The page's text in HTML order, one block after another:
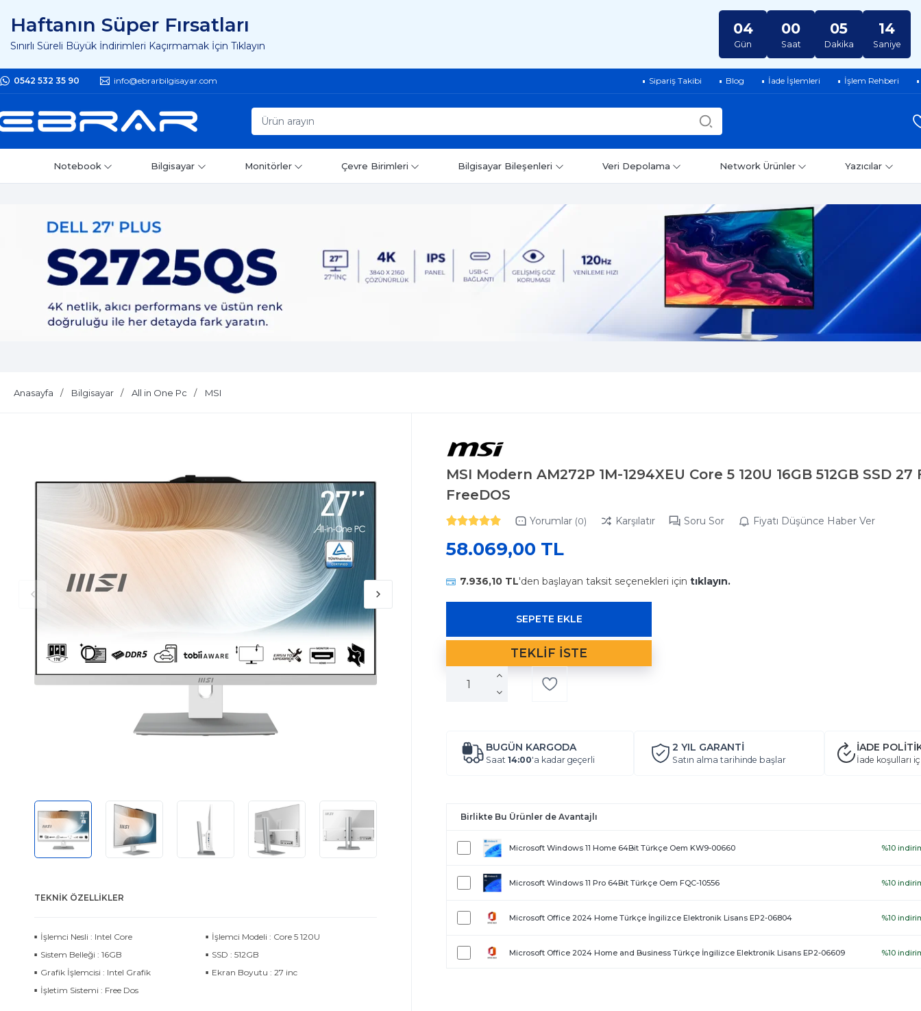
Haftanın Süper Fırsatları
Sınırlı Süreli Büyük İndirimleri Kaçırmamak İçin Tıklayın
04
Gün
00
Saat
05
Dakika
13
Saniye
0542 532 35 90 info@ebrarbilgisayar.com Sipariş Takibi Blog İade İşlemleri İşlem Rehberi
Notebook Bilgisayar Monitörler Çevre Birimleri Bilgisayar Bileşenleri Veri Depolama Network Ürünler Yazıcılar
Anasayfa Bilgisayar All in One Pc MSI
TEKNIK ÖZELLIKLER
İşlemci Nesli : Intel Core
İşlemci Modeli : Core 5 120U
Sistem Belleği : 16GB
SSD : 512GB
Grafik İşlemcisi : Intel Grafik
Ekran Boyutu : 27 inc
İşletim Sistemi : Free Dos
MSI Modern AM272P 1M-1294XEU Core 5 120U 16GB 512GB SSD 27
FreeDOS
Yorumlar (0) Karşılatır Soru Sor Fiyatı Düşünce Haber Ver
58.069,00 TL
7.936,10 TL'den başlayan taksit seçenekleri için tıklayın.
BUGÜN KARGODA
Saat 14:00'a kadar geçerli
2 YIL GARANTİ
Satın alma tarihinde başlar
İADE
İade koşulları
Birlikte Bu Ürünler de Avantajlı
Microsoft Windows 11 Home 64Bit Türkçe Oem KW9-00660 %10
Microsoft Windows 11 Pro 64Bit Türkçe Oem FQC-10556 %10
Microsoft Office 2024 Home Türkçe İngilizce Elektronik Lisans EP2-06804 %10
Microsoft Office 2024 Home and Business Türkçe İngilizce Elektronik Lisans EP2-06609 %10